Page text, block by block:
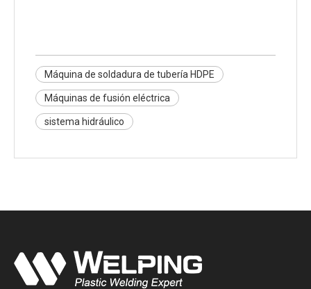
Máquina de soldadura de tubería HDPE
Máquinas de fusión eléctrica
sistema hidráulico